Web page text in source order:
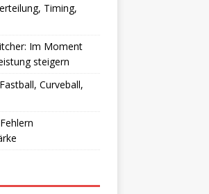
Timing,
Im Moment
steigern
Curveball,